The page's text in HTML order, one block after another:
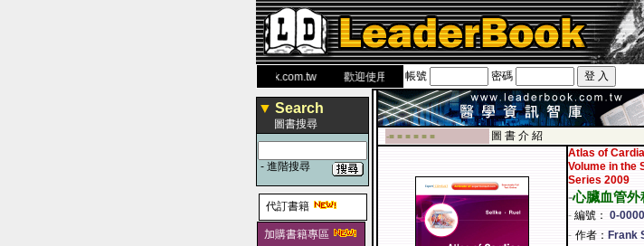
www.leaderbook.com.tw歡迎使用 國民旅遊卡！！
帳號 密碼
▼ Search
圖書搜尋
- 進階搜尋
代訂書籍
加購書籍專區
-■ ■ ■ ■ ■ ■
圖 書 介 紹
Atlas of
Volume in the
Series 2009
-心臟血管外
- 編號： 0-
- 作者： Frank